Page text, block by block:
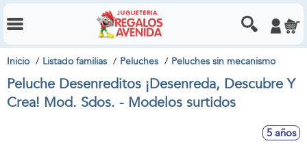
Inicio Listado familias Peluches Peluches sin mecanismo
Peluche Desenreditos ¡Desenreda, Descubre Y
Crea! Mod. Sdos. - Modelos surtidos
5 años